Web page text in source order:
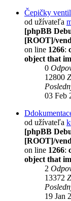
Čepičky
od užívateľa
[phpBB
[ROOT]/
on line 1266:
object that
0
12800
03 Feb
od užívateľa
[phpBB
[ROOT]/
on line 1266:
object that
2
13372
19 Jan